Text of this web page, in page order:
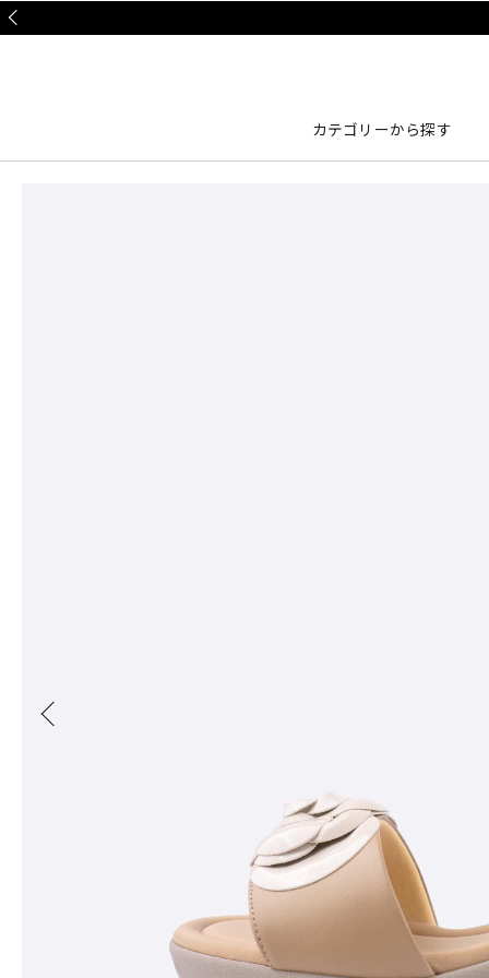
カテゴリーから探す